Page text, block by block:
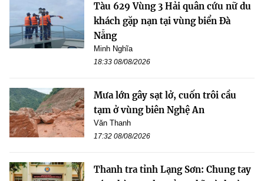
Tàu 629 Vùng 3 Hải quân cứu nữ du
khách gặp nạn tại vùng biển Đà
Nẵng
Minh Nghĩa
18:33 08/08/2026
Mưa lớn gây sạt lở, cuốn trôi cầu
tạm ở vùng biên Nghệ An
Văn Thanh
17:32 08/08/2026
Thanh tra tỉnh Lạng Sơn: Chung tay